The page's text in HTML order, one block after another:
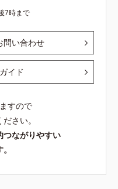
7時まで
問い合わせ
イド
すので
さい。
つながりやすい